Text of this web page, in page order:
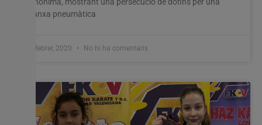
llanxa pneumàtica
4 febrer, 2020 No hi ha comentaris